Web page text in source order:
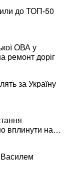
до ТОП-50
ОВА у
ремонт доріг
за Україну
вплинути на